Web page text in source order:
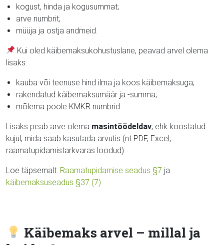
kogust, hinda ja kogusummat;
arve numbrit;
müüja ja ostja andmeid.
Kui oled käibemaksukohustuslane, peavad arvel olema
lisaks:
kauba või teenuse hind ilma ja koos käibemaksuga;
rakendatud käibemaksumäär ja -summa;
mõlema poole KMKR numbrid.
Lisaks peab arve olema masintöödeldav, ehk koostatud
kujul, mida saab kasutada arvutis (nt PDF, Excel,
raamatupidamistarkvaras loodud).
Loe täpsemalt: Raamatupidamise seadus §7 ja
käibemaksuseadus §37 (7)
Käibemaks arvel – millal ja